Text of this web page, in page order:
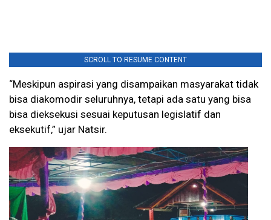
SCROLL TO RESUME CONTENT
“Meskipun aspirasi yang disampaikan masyarakat tidak
bisa diakomodir seluruhnya, tetapi ada satu yang bisa
bisa dieksekusi sesuai keputusan legislatif dan
eksekutif,” ujar Natsir.